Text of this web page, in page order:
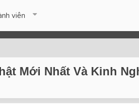
viên
Mới Nhất Và Kinh